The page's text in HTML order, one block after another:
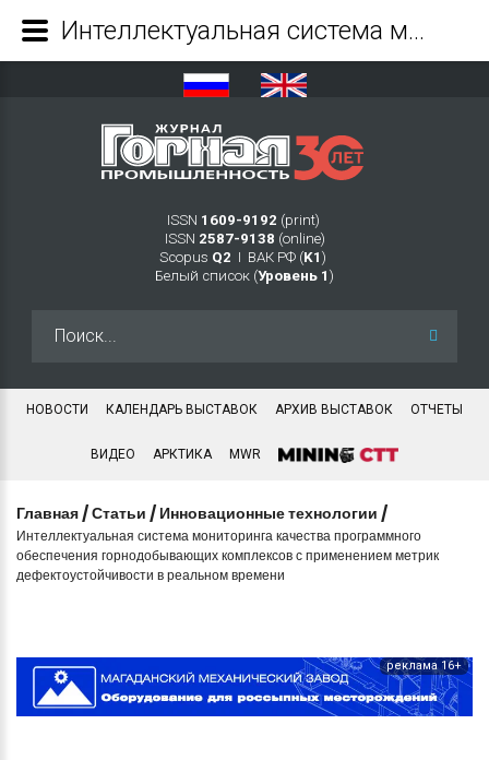
ISSN 1609-9192 (print)
ISSN 2587-9138 (online)
Scopus Q2 Ι ВАК РФ (K1 )
Белый список (Уровень 1 )
НОВОСТИ КАЛЕНДАРЬ ВЫСТАВОК АРХИВ ВЫСТАВОК ОТЧЕТЫ
ВИДЕО АРКТИКА MWR
Главная /Статьи / Инновационные технологии /
Интеллектуальная система мониторинга качества программного
обеспечения горнодобывающих комплексов с применением метрик
дефектоустойчивости в реальном времени
реклама 16+
Интеллектуальная система мониторинга качества программного обеспечения горнодобывающих комплексов с применением метрик дефектоустойчивости в реальном времени - Журнал Горная промышленность